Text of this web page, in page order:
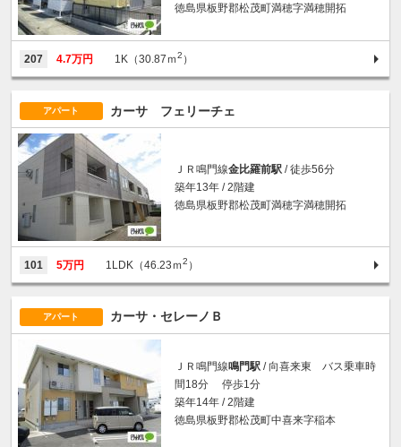
徳島県板野郡松茂町満穂字満穂開拓
207 4.7万円 1K（30.87ｍ2 ）
アパート カーサ フェリーチェ
ＪＲ鳴門線金比羅前駅 / 徒歩56分
築年13年 / 2階建
徳島県板野郡松茂町満穂字満穂開拓
101 5万円 1LDK（46.23ｍ2 ）
アパート カーサ・セレーノＢ
ＪＲ鳴門線鳴門駅 / 向喜来東 バス乗車時
間18分 停歩1分
築年14年 / 2階建
徳島県板野郡松茂町中喜来字稲本